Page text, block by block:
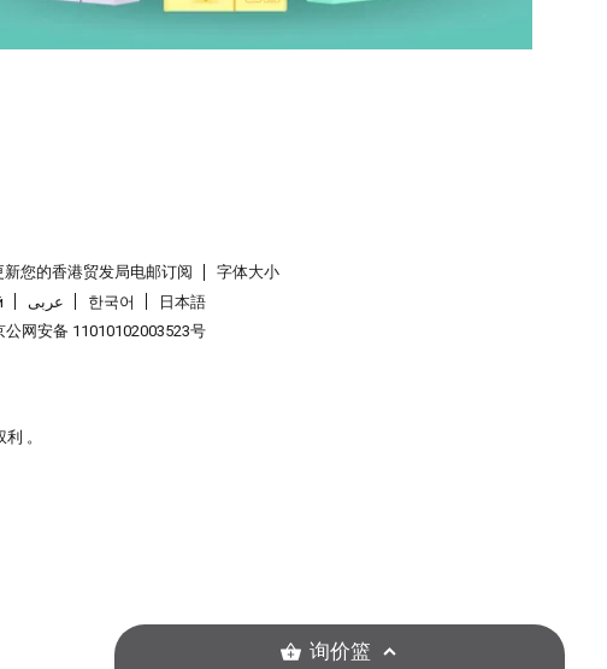
新您的香港贸发局电邮订阅
字体大小
عربى 한국어
日本語
公网安备 11010102003523号
。
询价篮